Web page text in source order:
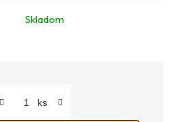
Skladom